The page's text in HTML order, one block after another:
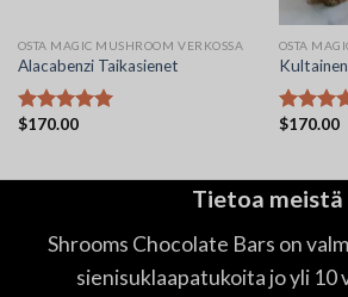
OSTA MAGIC MUSHROOM VERKOSSA
Alacabenzi Taikasienet
Arvostelu
$170.00
OSTA
Arvostelu
$170.00
Tietoa meistä
Shrooms Chocolate Bars on
sienisuklaapatukoita jo yli 10